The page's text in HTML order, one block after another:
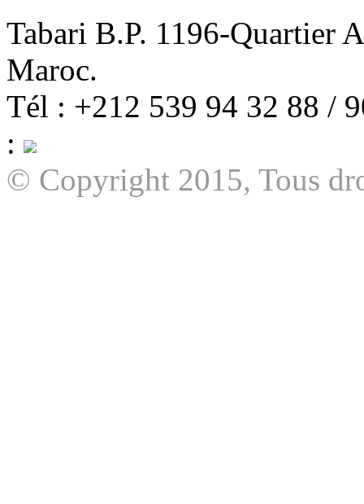
Tabari B.P. 1196-Quartier
Maroc.
Tél : +212 539 94 32 88 /
:
© Copyright 2015, Tous